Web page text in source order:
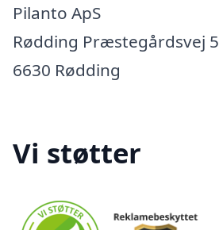
Pilanto ApS
Rødding Præstegårdsvej 5
6630 Rødding
Vi støtter